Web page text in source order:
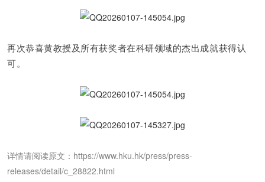
再次恭喜黄教授及所有获奖者在科研领域的杰出成就获得认
可。
详情请阅读原文：https://www.hku.hk/press/press-
releases/detail/c_28822.html